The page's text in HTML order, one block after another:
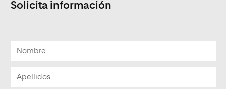
Solicita información